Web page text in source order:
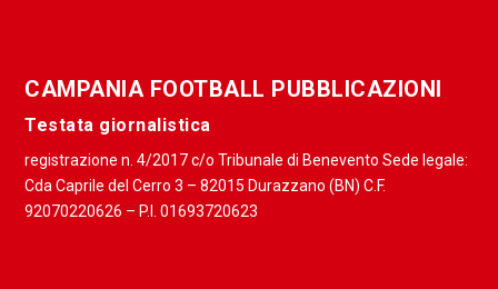
CAMPANIA FOOTBALL PUBBLICAZIONI
Testata giornalistica
registrazione n. 4/2017 c/o Tribunale di Benevento Sede legale:
Cda Caprile del Cerro 3 – 82015 Durazzano (BN) C.F.
92070220626 – P.I. 01693720623